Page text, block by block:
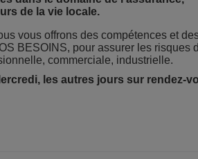
de la vie locale.
vous offrons des compétences et
BESOINS, pour assurer les risques
commerciale, industrielle.
les autres jours sur rendez-